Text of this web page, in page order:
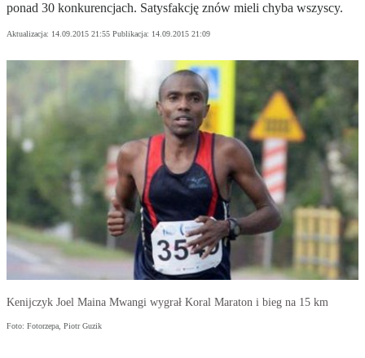
ponad 30 konkurencjach. Satysfakcję znów mieli chyba wszyscy.
Aktualizacja: 14.09.2015 21:55 Publikacja: 14.09.2015 21:09
Kenijczyk Joel Maina Mwangi wygrał Koral Maraton i bieg na 15 km
Foto: Fotorzepa, Piotr Guzik